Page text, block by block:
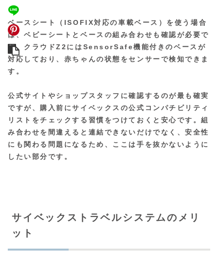
ベースシート（ISOFIX対応の車載ベース）を使う場合
は、ベビーシートとベースの組み合わせも確認が必要で
す。クラウドZ2にはSensorSafe機能付きのベースが
対応しており、赤ちゃんの状態をセンサーで検知できま
す。
公式サイトやショップスタッフに確認するのが最も確実
ですが、購入前にサイベックスの公式コンパチビリティ
リストをチェックする習慣をつけておくと安心です。組
み合わせを間違えると連結できないだけでなく、安全性
にも関わる問題になるため、ここは手を抜かないように
したい部分です。
サイベックストラベルシステムのメリ
ット